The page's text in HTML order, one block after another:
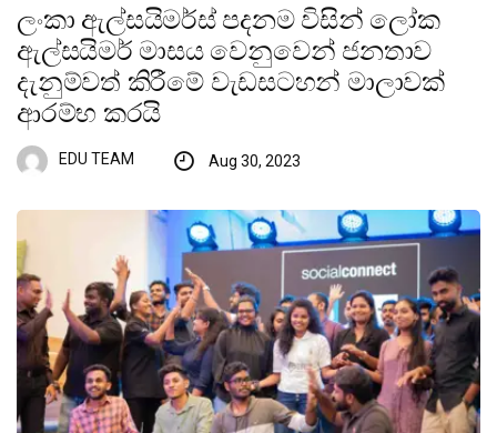
ලංකා ඇල්සයිමර්ස් පදනම විසින් ලෝක
ඇල්සයිමර් මාසය වෙනුවෙන් ජනතාව
දැනුම්වත් කිරීමේ වැඩසටහන් මාලාවක්
ආරම්භ කරයි
EDU TEAM Aug 30, 2023